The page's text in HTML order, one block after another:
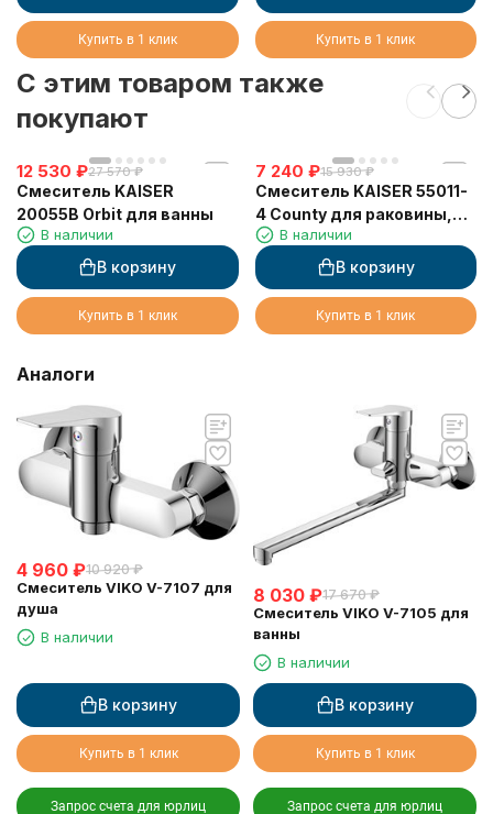
Купить в 1 клик Купить в 1 клик
C этим товаром также
покупают
12 530 ₽27 570 ₽
Смеситель KAISER
20055B Orbit для ванны
В наличии
В корзину
Купить в 1 клик
7 240 ₽15 930 ₽
Смеситель KAISER 55011-
4 County для раковины,
белый матовый
В наличии
В корзину
Купить в 1 клик
Аналоги
4 960 ₽10 920 ₽
Смеситель VIKO V-7107 для
душа
В наличии
В корзину
Купить в 1 клик
Запрос счета для юрлиц
8 030 ₽17 670 ₽
Смеситель VIKO V-7105 для
ванны
В наличии
В корзину
Купить в 1 клик
Запрос счета для юрлиц